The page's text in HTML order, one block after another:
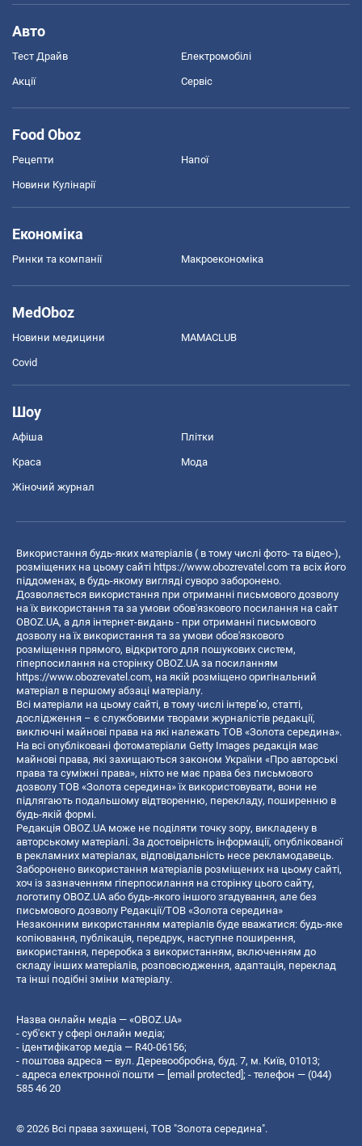
Авто
Тест Драйв Електромобілі
Акції Сервіс
Food Oboz
Рецепти Напої
Новини Кулінарії
Економіка
Ринки та компанії Макроекономіка
MedOboz
Новини медицини MAMACLUB
Covid
Шоу
Афіша Плітки
Краса Мода
Жіночий журнал
Використання будь-яких матеріалів ( в тому числі фото- та відео-),
розміщених на цьому сайті https://www.obozrevatel.com та всіх його
піддоменах, в будь-якому вигляді суворо заборонено.
Дозволяється використання при отриманні письмового дозволу
на їх використання та за умови обов'язкового посилання на сайт
OBOZ.UA, а для інтернет-видань - при отриманні письмового
дозволу на їх використання та за умови обов'язкового
розміщення прямого, відкритого для пошукових систем,
гіперпосилання на сторінку OBOZ.UA за посиланням
https://www.obozrevatel.com, на якій розміщено оригінальний
матеріал в першому абзаці матеріалу.
Всі матеріали на цьому сайті, в тому числі інтерв’ю, статті,
дослідження – є службовими творами журналістів редакції,
виключні майнові права на які належать ТОВ «Золота середина».
На всі опубліковані фотоматеріали Getty Images редакція має
майнові права, які захищаються законом України «Про авторські
права та суміжні права», ніхто не має права без письмового
дозволу ТОВ «Золота середина» їх використовувати, вони не
підлягають подальшому відтворенню, перекладу, поширенню в
будь-якій формі.
Редакція OBOZ.UA може не поділяти точку зору, викладену в
авторському матеріалі. За достовірність інформації, опублікованої
в рекламних матеріалах, відповідальність несе рекламодавець.
Заборонено використання матеріалів розміщених на цьому сайті,
хоч із зазначенням гіперпосилання на сторінку цього сайту,
логотипу OBOZ.UA або будь-якого іншого згадування, але без
письмового дозволу Редакції/ТОВ «Золота середина»
Незаконним використанням матеріалів буде вважатися: будь-яке
копiювання, публiкацiя, передрук, наступне поширення,
використання, переробка з використанням, включенням до
складу інших матеріалів, розповсюдження, адаптація, переклад
та інші подібні зміни матеріалу.
Назва онлайн медіа — «OBOZ.UA»
- суб'єкт у сфері онлайн медіа;
- ідентифікатор медіа — R40-06156;
- поштова адреса — вул. Деревообробна, буд. 7, м. Київ, 01013;
- адреса електронної пошти — [email protected]; - телефон — (044)
585 46 20
© 2026 Всі права захищені, ТОВ "Золота середина".